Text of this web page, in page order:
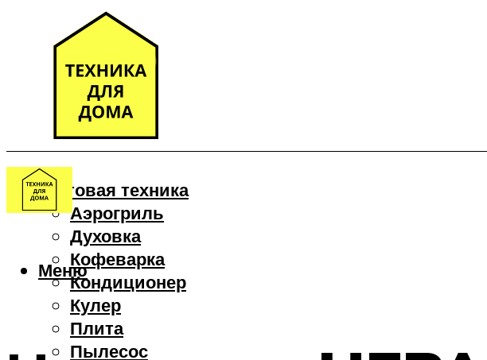
Бытовая техника
Аэрогриль
Духовка
Кофеварка
Кондиционер
Кулер
Плита
Пылесос
Меню